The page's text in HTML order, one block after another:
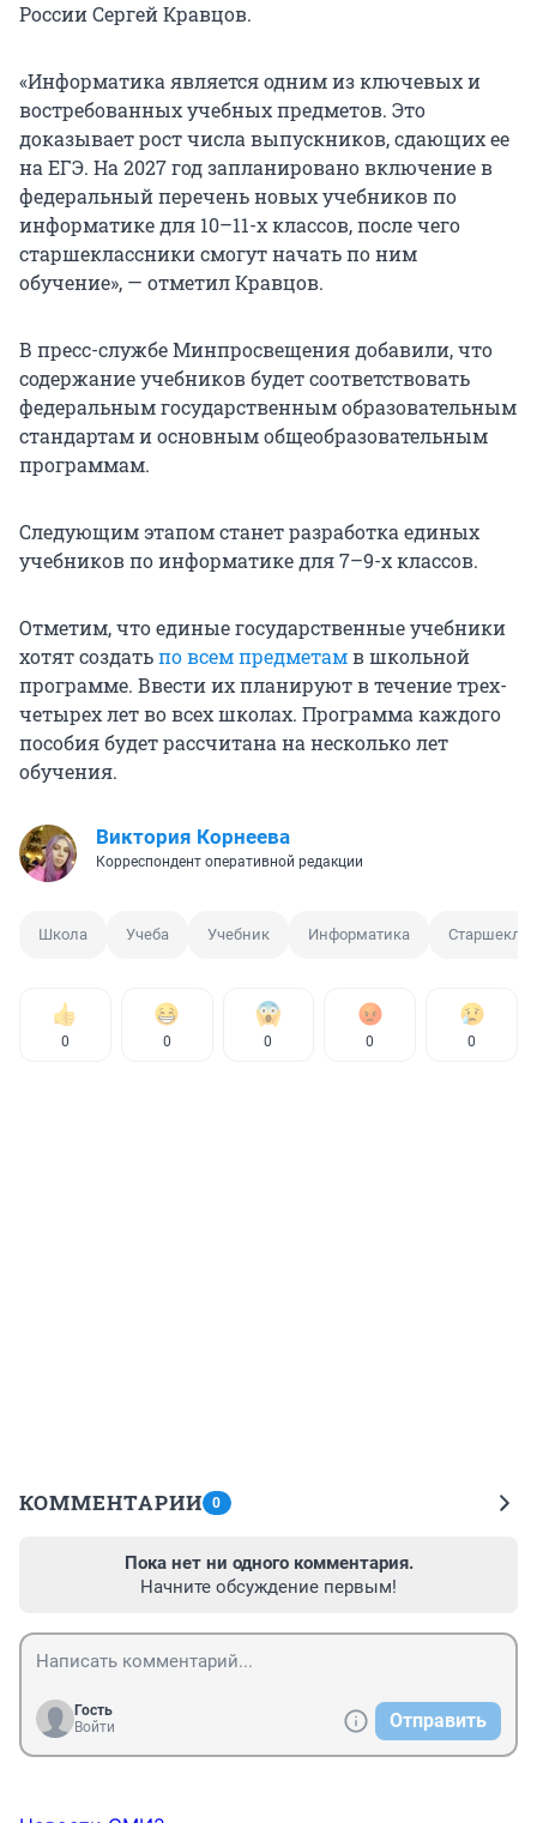
России Сергей Кравцов.
«Информатика является одним из ключевых и
востребованных учебных предметов. Это
доказывает рост числа выпускников, сдающих ее
на ЕГЭ. На 2027 год запланировано включение в
федеральный перечень новых учебников по
информатике для 10–11-х классов, после чего
старшеклассники смогут начать по ним
обучение», — отметил Кравцов.
В пресс-службе Минпросвещения добавили, что
содержание учебников будет соответствовать
федеральным государственным образовательным
стандартам и основным общеобразовательным
программам.
Следующим этапом станет разработка единых
учебников по информатике для7–9-хклассов.
Отметим, что единые государственные учебники
хотят создатьпо всем предметамв школьной
программе. Ввести их планируют в течение трех-
четырех лет во всех школах. Программа каждого
пособия будет рассчитана на несколько лет
обучения.
Виктория Корнеева
Корреспондент оперативной редакции
Школа Учеба Учебник Информатика
0 0 0 0 0
КОММЕНТАРИИ 0
Пока нет ни одного комментария.
Начните обсуждение первым!
Гость
Войти
Отправить